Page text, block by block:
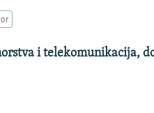
i telekomunikacija,